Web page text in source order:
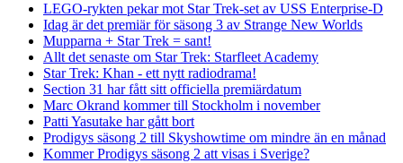
LEGO-rykten pekar mot Star Trek-set av USS Enterprise-D
Idag är det premiär för säsong 3 av Strange New Worlds
Mupparna + Star Trek = sant!
Allt det senaste om Star Trek: Starfleet Academy
Star Trek: Khan - ett nytt radiodrama!
Section 31 har fått sitt officiella premiärdatum
Marc Okrand kommer till Stockholm i november
Patti Yasutake har gått bort
Prodigys säsong 2 till Skyshowtime om mindre än en månad
Kommer Prodigys säsong 2 att visas i Sverige?